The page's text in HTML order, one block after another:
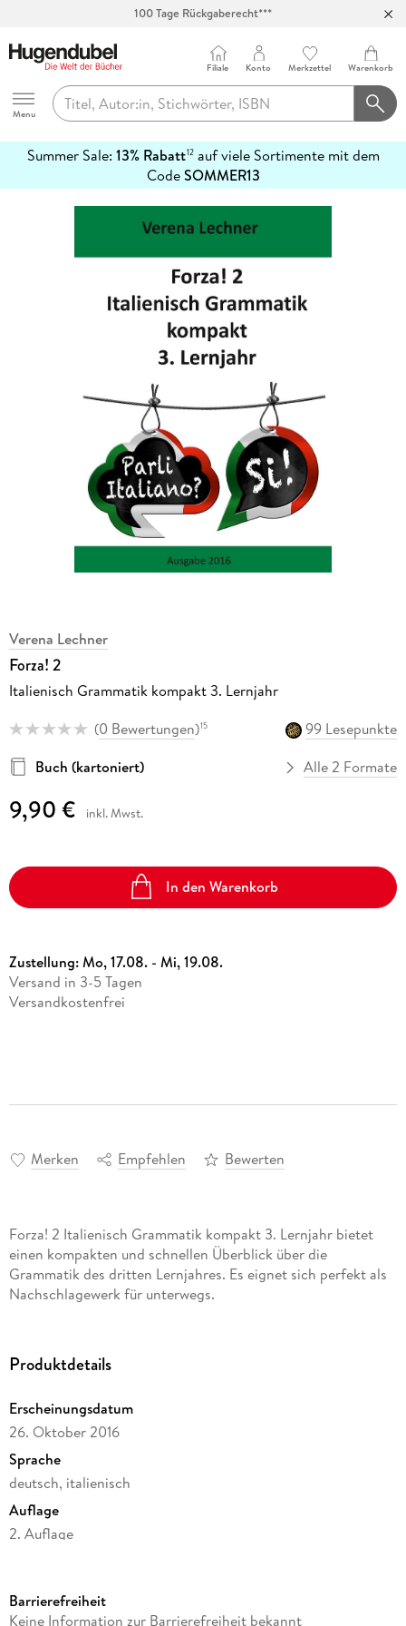
100 Tage Rückgaberecht***
Hugendubel
Menu
Filiale Konto Merkzettel Warenkorb
Summer Sale: 13% Rabatt12auf viele Sortimente mit dem
CodeSOMMER13
erfahren
Verena Lechner
Forza! 2
Italienisch Grammatik kompakt 3. Lernjahr
(0 Bewertungen)15
99 Lesepunkte
Buch (kartoniert)
Alle 2 Formate
9,90 € inkl. Mwst.
In den Warenkorb
Zustellung:Mo, 17.08. - Mi, 19.08.
Versand in 3-5 Tagen
Versandkostenfrei
Merken Empfehlen Bewerten
Forza! 2 Italienisch Grammatik kompakt 3. Lernjahr bietet
einen kompakten und schnellen Überblick über die
Grammatik des dritten Lernjahres. Es eignet sich perfekt als
Nachschlagewerk für unterwegs.
Produktdetails
Erscheinungsdatum
26. Oktober 2016
Sprache
deutsch, italienisch
Auflage
2. Auflage
Autor/Autorin
Barrierefreiheit
Keine Information zur Barrierefreiheit bekannt